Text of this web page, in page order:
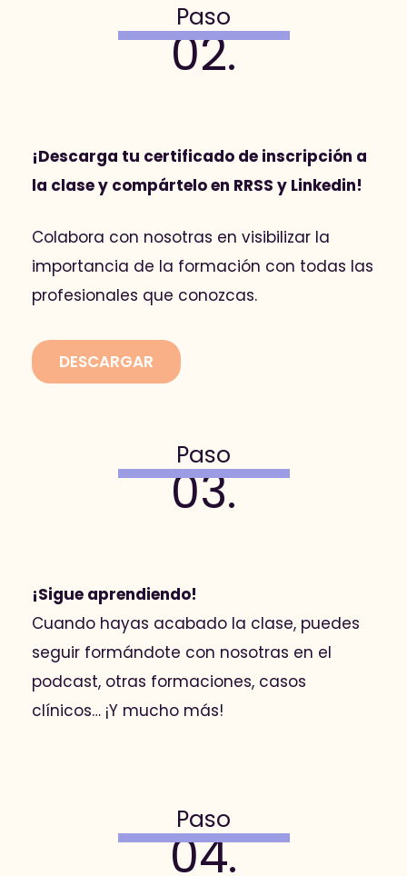
Paso
02.
¡Descarga tu certificado de inscripción a
la clase y compártelo en RRSS y Linkedin!
Colabora con nosotras en visibilizar la
importancia de la formación con todas las
profesionales que conozcas.
DESCARGAR
Paso
03.
¡Sigue aprendiendo!
Cuando hayas acabado la clase, puedes
seguir formándote con nosotras en el
podcast, otras formaciones, casos
clínicos… ¡Y mucho más!
Paso
04.